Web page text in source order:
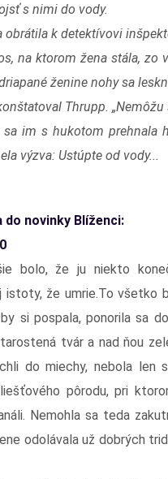
s nimi do vody.
obrátila k detektívovi
na ktorom žena stála, zo
ženine nohy sa
Thrupp.
sa im s hukotom prehnala
výzva: Ustúpte od vody...
do novinky Blíženci:
bolo, že ju niekto
istoty, že umrie.To všetko
si pospala, ponorila sa
tvár a nad ňou
do miechy, nebola len
pôrodu, pri
Nemohla sa teda
odolávala už dobrých